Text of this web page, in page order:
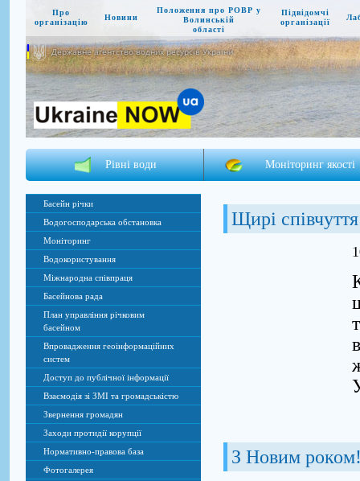
Про
організацію
Новини
Положення про РОВР у
Волинській
області
Підвідомчі
організації
Державне агентство водних ресурсів України
Рівні води Моніторинг якості
Басейн річки
Водогосподарська обстановка
Моніторинг
Водокористування
Міжнародна співпраця
Басейнова рада
План управління річковим
басейном
Впровадження геоінформаційних
систем
Доступ до публічної інформації
Взаємодія зі ЗМІ та громадськістю
Звернення громадян
Заходи протидії корупції
Нормативно-правова база
Фотогалерея
Щирі співчуття
З Новим